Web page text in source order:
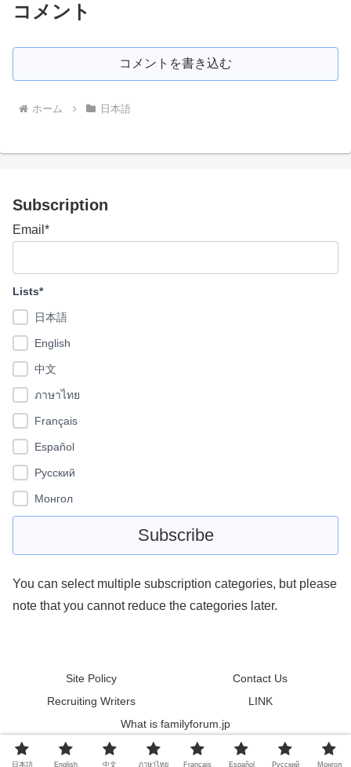
コメント
コメントを書き込む
ホーム 日本語
Subscription
Email*
Lists*
日本語
English
中文
ภาษาไทย
Français
Español
Pусский
Монгол
You can select multiple subscription categories, but please
note that you cannot reduce the categories later.
Site Policy
Contact Us
Recruiting Writers
LINK
What is familyforum.jp
© 2011 familyforum.
日本語 English 中文 ภาษาไทย Français Español Pусский Монгол